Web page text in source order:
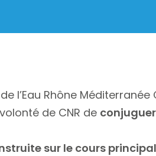
l’Eau Rhône
de CNR de
sur le cours